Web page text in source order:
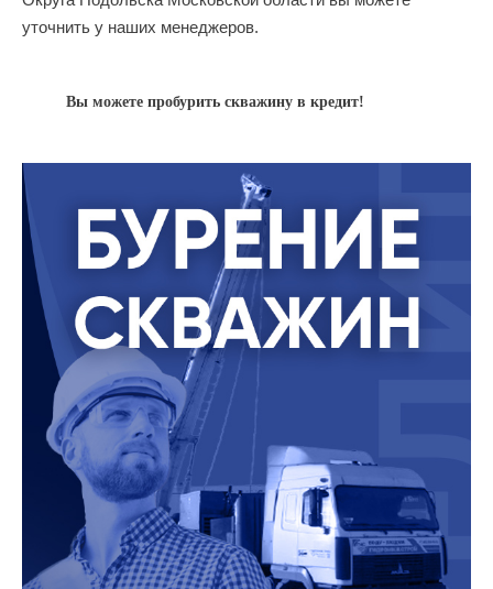
уточнить у наших менеджеров.
Вы можете пробурить скважину в кредит!